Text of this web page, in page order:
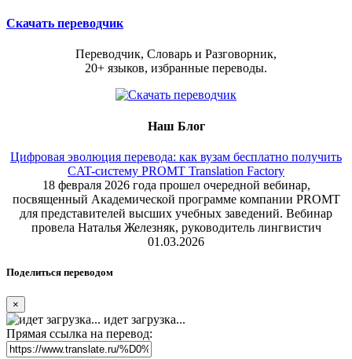
Скачать переводчик
Переводчик, Словарь и Разговорник,
20+ языков, избранные переводы.
Наш Блог
Цифровая эволюция перевода: как вузам бесплатно получить
CAT-систему PROMT Translation Factory
18 февраля 2026 года прошел очередной вебинар,
посвященный Академической программе компании PROMT
для представителей высших учебных заведений. Вебинар
провела Наталья Железняк, руководитель лингвистич
01.03.2026
Поделиться переводом
×
идет загрузка...
Прямая ссылка на перевод: